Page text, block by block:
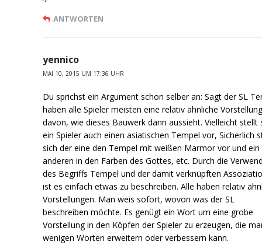
ANTWORTEN
yennico
MAI 10, 2015 UM 17:36 UHR
Du sprichst ein Argument schon selber an: Sagt der SL
haben alle Spieler meisten eine relativ ähnliche
davon, wie dieses Bauwerk dann aussieht. Vielleicht stellt
ein Spieler auch einen asiatischen Tempel vor, Sicherlich
sich der eine den Tempel mit weißen Marmor vor und ein
anderen in den Farben des Gottes, etc. Durch die
des Begriffs Tempel und der damit verknüpften
ist es einfach etwas zu beschreiben. Alle haben relativ
Vorstellungen. Man weis sofort, wovon was der SL
beschreiben möchte. Es genügt ein Wort um eine grobe
Vorstellung in den Köpfen der Spieler zu erzeugen, die
wenigen Worten erweitern oder verbessern kann.